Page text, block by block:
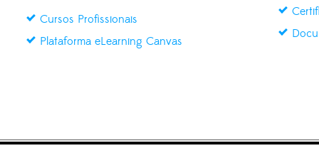
Cursos Profissionais
Plataforma eLearning Canvas